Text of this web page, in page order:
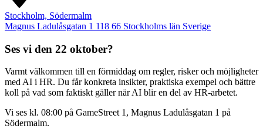
Stockholm, Södermalm
Magnus Ladulåsgatan 1 118 66 Stockholms län Sverige
Ses vi den 22 oktober?
Varmt välkommen till en förmiddag om regler, risker och möjligheter
med AI i HR. Du får konkreta insikter, praktiska exempel och bättre
koll på vad som faktiskt gäller när AI blir en del av HR-arbetet.
Vi ses kl. 08:00 på GameStreet 1, Magnus Ladulåsgatan 1 på
Södermalm.